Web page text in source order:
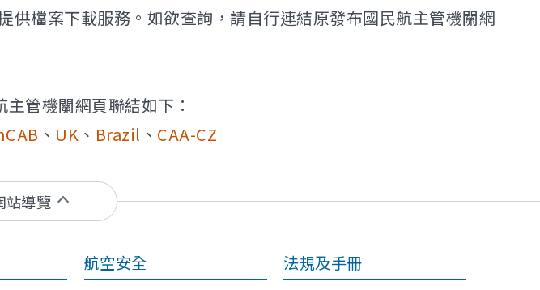
供檔案下載服務。如欲查詢，請自行連結原發布國民航主管機關網
管機關網頁聯結如下：
、 UK 、 Brazil 、 CAA-CZ
站導覽
航空安全 法規及手冊